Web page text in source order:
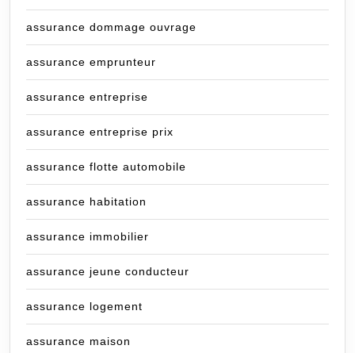
assurance dommage ouvrage
assurance emprunteur
assurance entreprise
assurance entreprise prix
assurance flotte automobile
assurance habitation
assurance immobilier
assurance jeune conducteur
assurance logement
assurance maison